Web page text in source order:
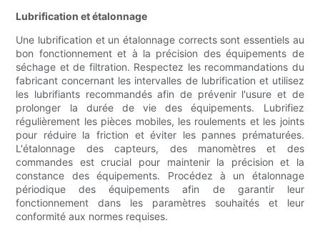
Lubrification et étalonnage
Une lubrification et un étalonnage corrects sont essentiels au
bon fonctionnement et à la précision des équipements de
séchage et de filtration. Respectez les recommandations du
fabricant concernant les intervalles de lubrification et utilisez
les lubrifiants recommandés afin de prévenir l'usure et de
prolonger la durée de vie des équipements. Lubrifiez
régulièrement les pièces mobiles, les roulements et les joints
pour réduire la friction et éviter les pannes prématurées.
L'étalonnage des capteurs, des manomètres et des
commandes est crucial pour maintenir la précision et la
constance des équipements. Procédez à un étalonnage
périodique des équipements afin de garantir leur
fonctionnement dans les paramètres souhaités et leur
conformité aux normes requises.